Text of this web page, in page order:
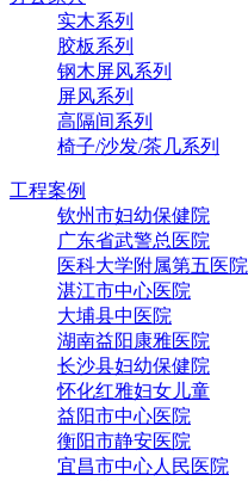
实木系列
胶板系列
钢木屏风系列
屏风系列
高隔间系列
椅子/沙发/茶几系列
工程案例
钦州市妇幼保健院
广东省武警总医院
医科大学附属第五医院
湛江市中心医院
大埔县中医院
湖南益阳康雅医院
长沙县妇幼保健院
怀化红雅妇女儿童
益阳市中心医院
衡阳市静安医院
宜昌市中心人民医院